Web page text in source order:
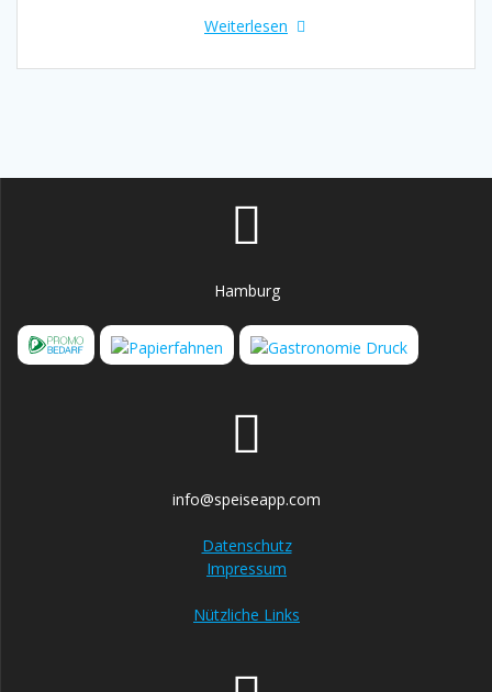
Weiterlesen
Hamburg
info@speiseapp.com
Datenschutz
Impressum
Nützliche Links